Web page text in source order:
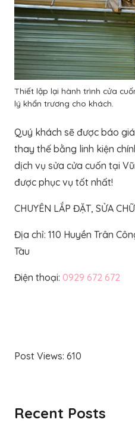
Thiết lập lại hành trình cửa
lý khẩn trương cho khách.
Quý khách sẽ được báo
thay thế bằng linh kiện
dịch vụ sửa cửa cuốn tại
được phục vụ tốt nhất!
CHUYÊN LẮP ĐẶT, SỬA
Địa chỉ: 110 Huyền Trân
Tàu
Điện thoại: 0929 672 672
Post Views: 610
Recent Posts